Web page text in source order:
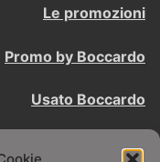
Le promozioni
Promo by Boccardo
Usato Boccardo